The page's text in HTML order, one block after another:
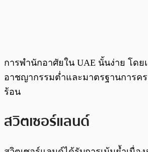
การพำนักอาศัยใน UAE นั้นง่าย โด
อาชญากรรมต่ำและมาตรฐานการค
ร้อน
สวิตเซอร์แลนด์